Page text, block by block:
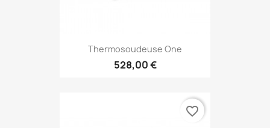
Thermosoudeuse One
528,00 €
favorite_border